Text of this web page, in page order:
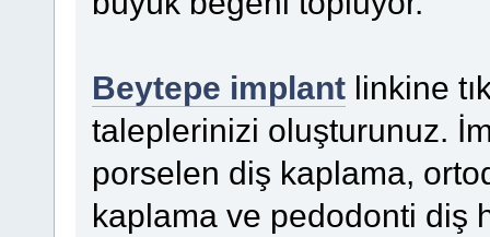
Beytepe implantlinkine
taleplerinizi oluşturunuz.
porselen diş kaplama,
kaplama ve pedodonti diş